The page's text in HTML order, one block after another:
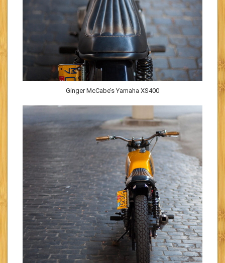
Ginger McCabe’s Yamaha XS400